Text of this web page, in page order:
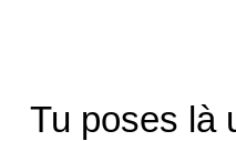
Tu poses là